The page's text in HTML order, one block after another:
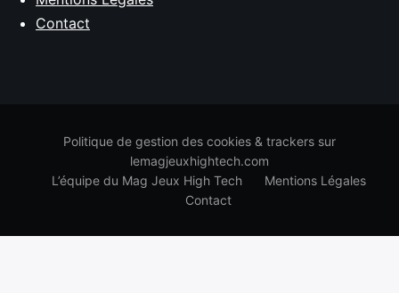
Contact
Politique de gestion des cookies & trackers sur
lemagjeuxhightech.com
L’équipe du Mag Jeux High Tech
Mentions Légales
Contact